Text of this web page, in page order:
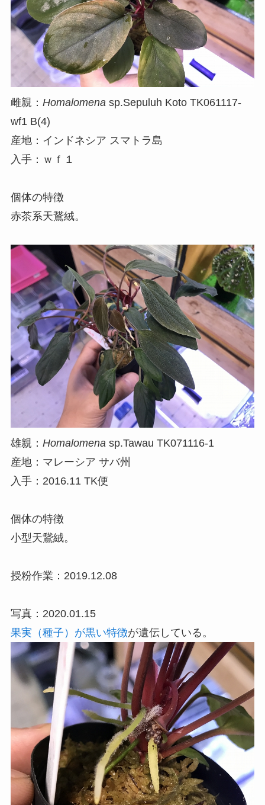
雌親： Homalomena sp.Sepuluh Koto TK061117-
wf1 B(4)
産地：インドネシア スマトラ島
入手：ｗｆ１
個体の特徴
赤茶系天鵞絨。
雄親： Homalomena sp.Tawau TK071116-1
産地：マレーシア サバ州
入手：2016.11 TK便
個体の特徴
小型天鵞絨。
授粉作業：2019.12.08
写真：2020.01.15
果実（種子）が黒い特徴が遺伝している。